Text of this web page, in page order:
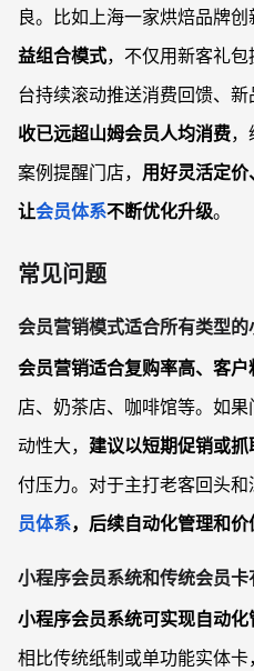
良。比如上海一家烘焙品牌创
益组合模式，不仅用新客礼
台持续滚动推送消费回馈、新
收已远超山姆会员人均消费
案例提醒门店， 用好灵活定
让会员体系不断优化升级。
常见问题
会员营销模式适合所有类型的
会员营销适合复购率高、客
店、奶茶店、咖啡馆等。如
动性大， 建议以短期促销或抓
付压力。对于主打老客回头和
员体系，后续自动化管理和
小程序会员系统和传统会员卡
小程序会员系统可实现自动
相比传统纸制或单功能实体卡